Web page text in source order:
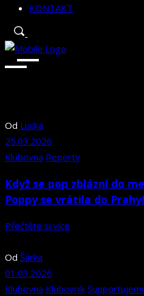
KONTAKT
Od Lucka
25.03.2026
Klubovna Reporty
Když se pop zblázní do
Poppy se vrátila do
Přečtěte si více
Od Šárka
01.03.2026
Klubovna Klubovník